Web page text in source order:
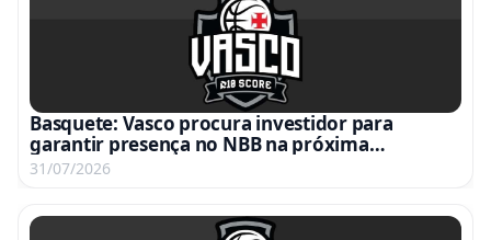
Basquete: Vasco procura investidor para
garantir presença no NBB na próxima
temporada
31/07/2026